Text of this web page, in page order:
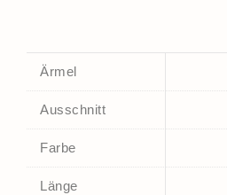
Ärmel
Ausschnitt
Farbe
Länge